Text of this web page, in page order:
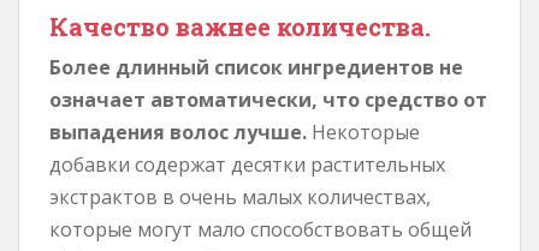
Качество важнее количества.
Более длинный список ингредиентов не
означает автоматически, что средство от
выпадения волос лучше. Некоторые
добавки содержат десятки растительных
экстрактов в очень малых количествах,
которые могут мало способствовать общей